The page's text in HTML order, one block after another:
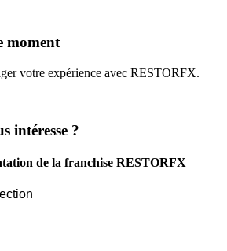
moment
votre expérience avec RESTORFX.
intéresse ?
de la franchise RESTORFX